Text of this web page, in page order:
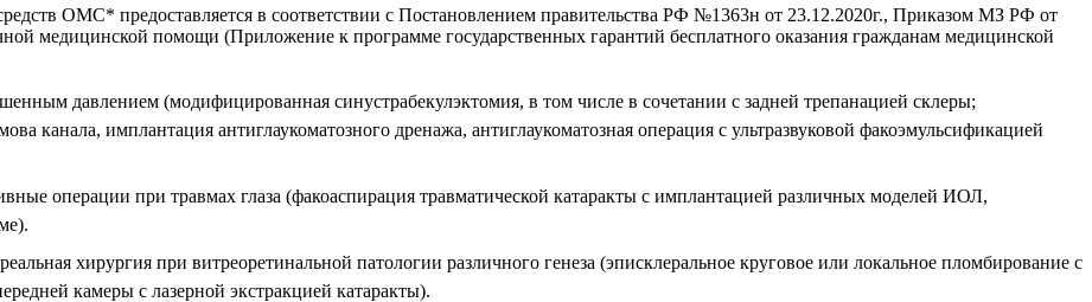
ОМС* предоставляется в соответствии с Постановлением правительства РФ №1363н от 23.12.2020г., Приказом МЗ РФ от
медицинской помощи (Приложение к программе государственных гарантий бесплатного оказания гражданам медицинской
давлением (модифицированная синустрабекулэктомия, в том числе в сочетании с задней трепанацией склеры;
канала, имплантация антиглаукоматозного дренажа, антиглаукоматозная операция с ультразвуковой факоэмульсификацией
операции при травмах глаза (факоаспирация травматической катаракты с имплантацией различных моделей ИОЛ,
хирургия при витреоретинальной патологии различного генеза (эписклеральное круговое или локальное пломбирование с
камеры с лазерной экстракцией катаракты).